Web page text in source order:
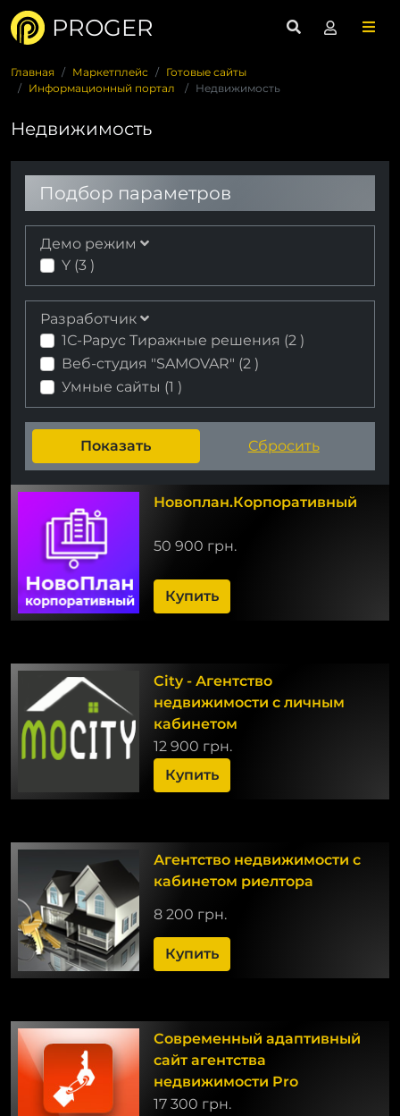
PROGER
Главная Маркетплейс
Готовые сайты
Информационный портал
Недвижимость
Недвижимость
Подбор параметров
Демо режим
Y (3 )
Разработчик
1С-Рарус Тиражные решения (2 )
Веб-cтудия "SAMOVAR" (2 )
Умные сайты (1 )
Новоплан.Корпоративный
50 900 грн.
Купить
City - Агентство
недвижимости с личным
кабинетом
12 900 грн.
Купить
Агентство недвижимости с
кабинетом риелтора
8 200 грн.
Купить
Современный адаптивный
сайт агентства
недвижимости Pro
17 300 грн.